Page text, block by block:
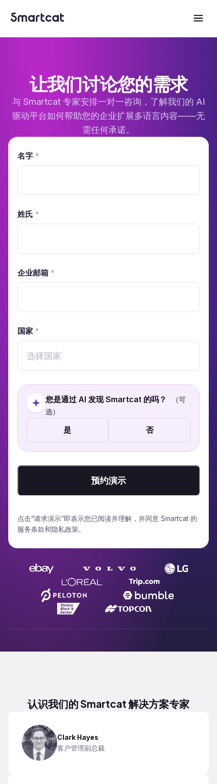
让我们讨论您的需求
与 Smartcat 专家安排一对一咨询，了解我们的 AI
驱动平台如何帮助您的企业扩展多语言内容——无
需任何承诺。
名字 *
姓氏 *
企业邮箱 *
国家 *
选择国家
您是通过 AI 发现 Smartcat 的吗？
（可
选）
是 否
预约演示
点击“请求演示”即表示您已阅读并理解，并同意 Smartcat 的
服务条款和隐私政策。
认识我们的 Smartcat 解决方案专家
Clark Hayes
客户管理副总裁